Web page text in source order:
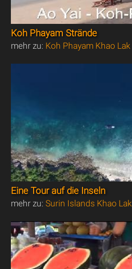
Koh Phayam Strände
mehr zu: Koh Phayam Khao Lak
Eine Tour auf die Inseln
mehr zu:Surin Islands Khao Lak